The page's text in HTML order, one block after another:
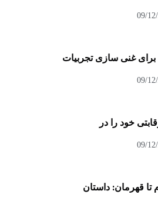
09/
برای غنی سازی تجربیات
09/
خود را در
09/
تا قهرمان: داستان